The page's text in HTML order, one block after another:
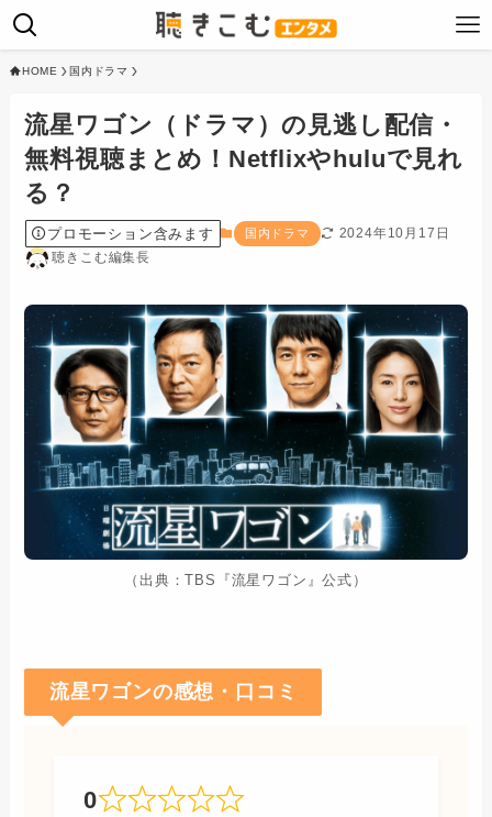
HOME 国内ドラマ
流星ワゴン（ドラマ）の見逃し配信・
無料視聴まとめ！Netflixやhuluで見れ
る？
プロモーション含みます 国内ドラマ
2024年10月17日
聴きこむ編集長
（出典：TBS『流星ワゴン』公式）
流星ワゴンの感想・口コミ
0